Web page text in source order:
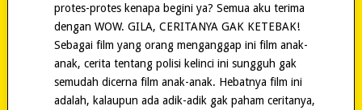
protes-protes kenapa begini ya? Semua aku terima
dengan WOW. GILA, CERITANYA GAK KETEBAK!
Sebagai film yang orang menganggap ini film anak-
anak, cerita tentang polisi kelinci ini sungguh gak
semudah dicerna film anak-anak. Hebatnya film ini
adalah, kalaupun ada adik-adik gak paham ceritanya,